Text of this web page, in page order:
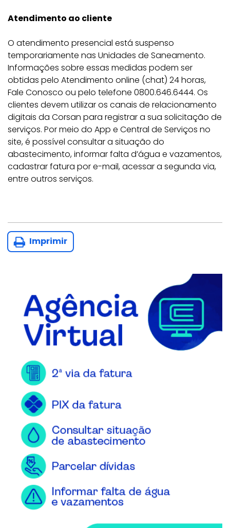
Atendimento ao cliente
O atendimento presencial está suspenso
temporariamente nas Unidades de Saneamento.
Informações sobre essas medidas podem ser
obtidas pelo Atendimento online (chat) 24 horas,
Fale Conosco ou pelo telefone 0800.646.6444. Os
clientes devem utilizar os canais de relacionamento
digitais da Corsan para registrar a sua solicitação de
serviços. Por meio do App e Central de Serviços no
site, é possível consultar a situação do
abastecimento, informar falta d’água e vazamentos,
cadastrar fatura por e-mail, acessar a segunda via,
entre outros serviços.
Imprimir